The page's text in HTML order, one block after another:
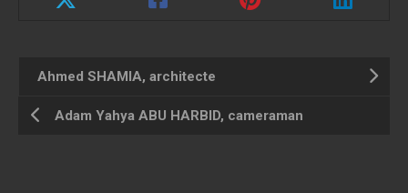
Ahmed SHAMIA, architecte
Adam Yahya ABU HARBID, cameraman